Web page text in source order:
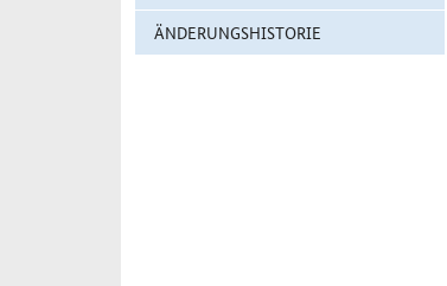
ÄNDERUNGSHISTORIE